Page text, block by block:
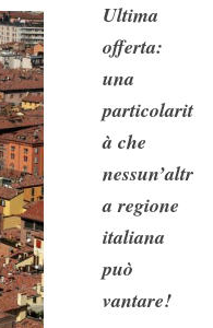
Ultima
offerta:
una
particolarit
à che
nessun’altr
a regione
italiana
può
vantare!